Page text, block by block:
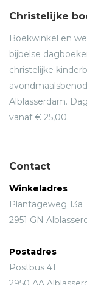
Christelijke
Boekwinkel en
bijbelse
christelijke
Alblasserdam.
vanaf € 25,00.
Contact
Winkeladres
Plantageweg 13a
2951 GN
Postadres
Postbus 41